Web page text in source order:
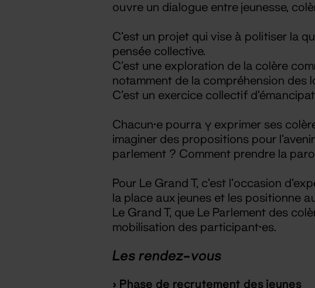
ouvre un dialogue entre jeunesse,
C’est un projet qui vise à politiser la
pensée collective.
C'est une exploration de la colère
notamment de la compréhension des
C’est un exercice collectif
Chacun·e pourra y exprimer ses
imaginer des propositions pour
parlement ? Comment prendre la
Pour Le Grand T, c’est l’occasion
la place aux jeunes et les positionne
Le Grand T, que Le Parlement des
mobilisation des participant·es.
Les rendez-vous
> Phase de recrutement des jeunes